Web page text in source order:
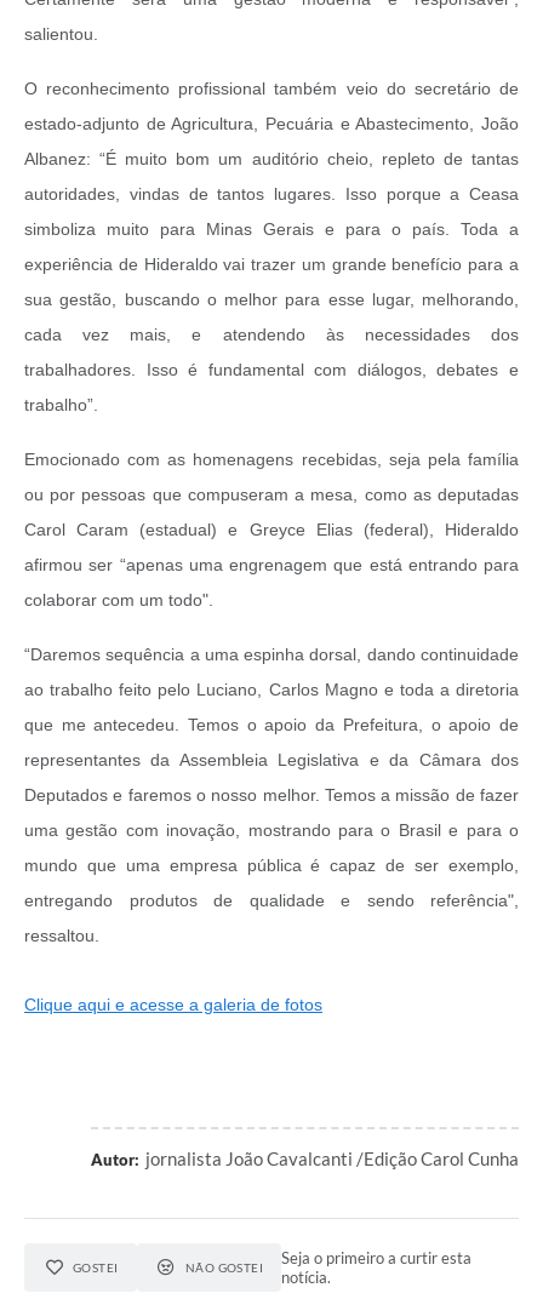
salientou.
O reconhecimento profissional também veio do secretário de
estado-adjunto de Agricultura, Pecuária e Abastecimento, João
Albanez: “É muito bom um auditório cheio, repleto de tantas
autoridades, vindas de tantos lugares. Isso porque a Ceasa
simboliza muito para Minas Gerais e para o país. Toda a
experiência de Hideraldo vai trazer um grande benefício para a
sua gestão, buscando o melhor para esse lugar, melhorando,
cada vez mais, e atendendo às necessidades dos
trabalhadores. Isso é fundamental com diálogos, debates e
trabalho”.
Emocionado com as homenagens recebidas, seja pela família
ou por pessoas que compuseram a mesa, como as deputadas
Carol Caram (estadual) e Greyce Elias (federal), Hideraldo
afirmou ser “apenas uma engrenagem que está entrando para
colaborar com um todo".
“Daremos sequência a uma espinha dorsal, dando continuidade
ao trabalho feito pelo Luciano, Carlos Magno e toda a diretoria
que me antecedeu. Temos o apoio da Prefeitura, o apoio de
representantes da Assembleia Legislativa e da Câmara dos
Deputados e faremos o nosso melhor. Temos a missão de fazer
uma gestão com inovação, mostrando para o Brasil e para o
mundo que uma empresa pública é capaz de ser exemplo,
entregando produtos de qualidade e sendo referência",
ressaltou.
Clique aqui e acesse a galeria de fotos
Autor: jornalista João Cavalcanti /Edição Carol Cunha
GOSTEI NÃO GOSTEI
Seja o primeiro a curtir esta
notícia.